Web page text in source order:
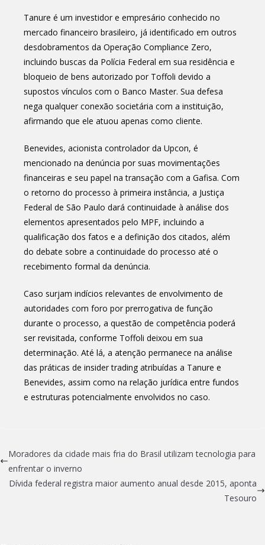
Tanure é um investidor e empresário conhecido no
mercado financeiro brasileiro, já identificado em outros
desdobramentos da Operação Compliance Zero,
incluindo buscas da Polícia Federal em sua residência e
bloqueio de bens autorizado por Toffoli devido a
supostos vínculos com o Banco Master. Sua defesa
nega qualquer conexão societária com a instituição,
afirmando que ele atuou apenas como cliente.
Benevides, acionista controlador da Upcon, é
mencionado na denúncia por suas movimentações
financeiras e seu papel na transação com a Gafisa. Com
o retorno do processo à primeira instância, a Justiça
Federal de São Paulo dará continuidade à análise dos
elementos apresentados pelo MPF, incluindo a
qualificação dos fatos e a definição dos citados, além
do debate sobre a continuidade do processo até o
recebimento formal da denúncia.
Caso surjam indícios relevantes de envolvimento de
autoridades com foro por prerrogativa de função
durante o processo, a questão de competência poderá
ser revisitada, conforme Toffoli deixou em sua
determinação. Até lá, a atenção permanece na análise
das práticas de insider trading atribuídas a Tanure e
Benevides, assim como na relação jurídica entre fundos
e estruturas potencialmente envolvidos no caso.
Moradores da cidade mais fria do Brasil utilizam tecnologia para
enfrentar o inverno
Dívida federal registra maior aumento anual desde 2015, aponta
Tesouro